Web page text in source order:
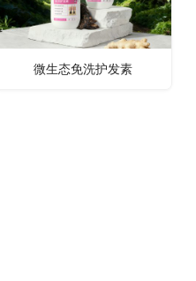
微生态免洗护发素